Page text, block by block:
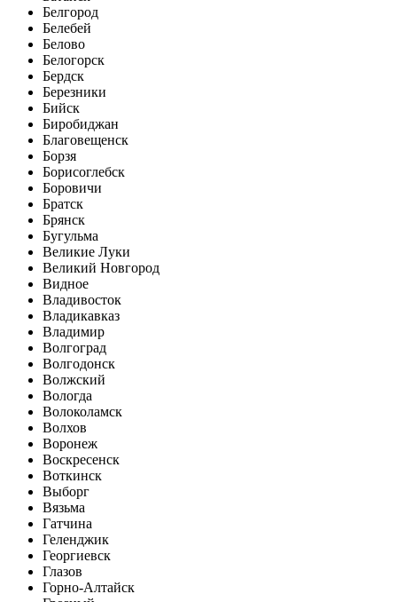
Белгород
Белебей
Белово
Белогорск
Бердск
Березники
Бийск
Биробиджан
Благовещенск
Борзя
Борисоглебск
Боровичи
Братск
Брянск
Бугульма
Великие Луки
Великий Новгород
Видное
Владивосток
Владикавказ
Владимир
Волгоград
Волгодонск
Волжский
Вологда
Волоколамск
Волхов
Воронеж
Воскресенск
Воткинск
Выборг
Вязьма
Гатчина
Геленджик
Георгиевск
Глазов
Горно-Алтайск